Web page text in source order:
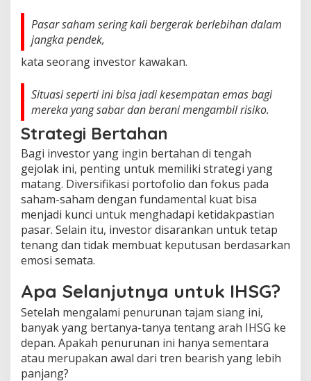
Pasar saham sering kali bergerak berlebihan dalam
jangka pendek,
kata seorang investor kawakan.
Situasi seperti ini bisa jadi kesempatan emas bagi
mereka yang sabar dan berani mengambil risiko.
Strategi Bertahan
Bagi investor yang ingin bertahan di tengah
gejolak ini, penting untuk memiliki strategi yang
matang. Diversifikasi portofolio dan fokus pada
saham-saham dengan fundamental kuat bisa
menjadi kunci untuk menghadapi ketidakpastian
pasar. Selain itu, investor disarankan untuk tetap
tenang dan tidak membuat keputusan berdasarkan
emosi semata.
Apa Selanjutnya untuk IHSG?
Setelah mengalami penurunan tajam siang ini,
banyak yang bertanya-tanya tentang arah IHSG ke
depan. Apakah penurunan ini hanya sementara
atau merupakan awal dari tren bearish yang lebih
panjang?